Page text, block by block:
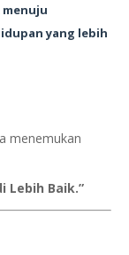
yang lebih
menemukan
Lebih Baik.”